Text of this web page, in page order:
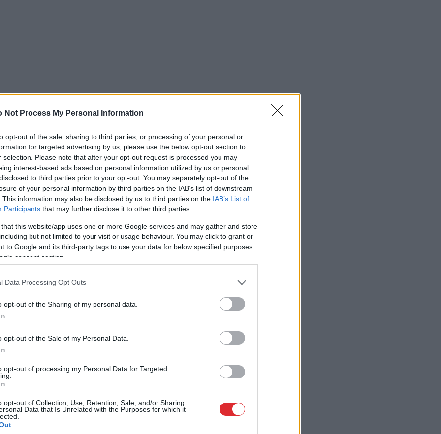
Not Process My Personal Information
opt-out of the sale, sharing to third parties, or processing of your personal or
for targeted advertising by us, please use the below opt-out section to
selection. Please note that after your opt-out request is processed you may
interest-based ads based on personal information utilized by us or personal
to third parties prior to your opt-out. You may separately opt-out of the
of your personal information by third parties on the IAB’s list of downstream
This information may also be disclosed by us to third parties on the IAB’s List of
Participants that may further disclose it to other third parties.
that this website/app uses one or more Google services and may gather and store
but not limited to your visit or usage behaviour. You may click to grant or
to Google and its third-party tags to use your data for below specified purposes
consent section.
Data Processing Opt Outs
opt-out of the Sharing of my personal data.
opt-out of the Sale of my Personal Data.
opt-out of processing my Personal Data for Targeted
opt-out of Collection, Use, Retention, Sale, and/or Sharing
Data that Is Unrelated with the Purposes for which it
var aizstāt ar tiem, kas atrodami mājās, vai
neievērojot receptē piedāvāto.
Lielā, dziļā traukā ielej olīveļļu, iespiež tajā
garšvielas, visu kārtīgi samaisot. Kārtīgi